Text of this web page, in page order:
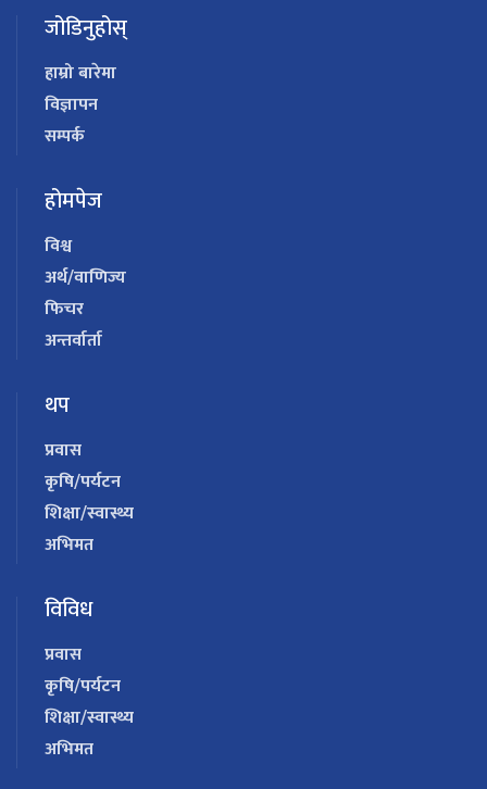
जोडिनुहोस्
हाम्रो बारेमा
विज्ञापन
सम्पर्क
होमपेज
विश्व
अर्थ/वाणिज्य
फिचर
अन्तर्वार्ता
थप
प्रवास
कृषि/पर्यटन
शिक्षा/स्वास्थ्य
अभिमत
विविध
प्रवास
कृषि/पर्यटन
शिक्षा/स्वास्थ्य
अभिमत